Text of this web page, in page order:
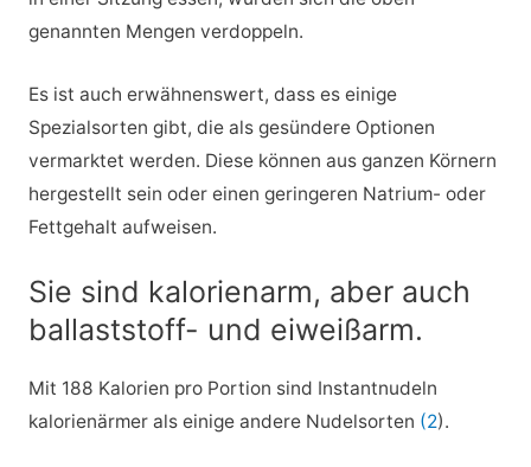
genannten Mengen verdoppeln.
Es ist auch erwähnenswert, dass es einige
Spezialsorten gibt, die als gesündere Optionen
vermarktet werden. Diese können aus ganzen Körnern
hergestellt sein oder einen geringeren Natrium- oder
Fettgehalt aufweisen.
Sie sind kalorienarm, aber auch
ballaststoff- und eiweißarm.
Mit 188 Kalorien pro Portion sind Instantnudeln
kalorienärmer als einige andere Nudelsorten (2).